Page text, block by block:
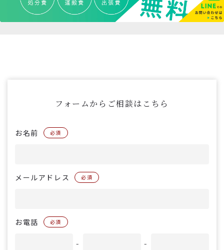
フォームからご相談はこちら
お名前 必須
メールアドレス 必須
お電話 必須
- -